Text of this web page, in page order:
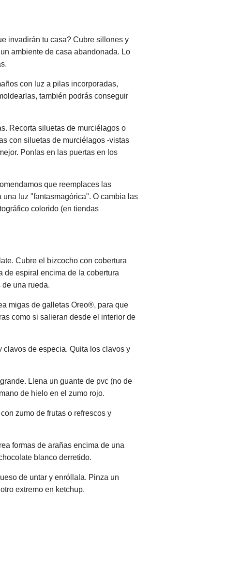
invadirán tu casa? Cubre sillones y
ambiente de casa abandonada. Lo
con luz a pilas incorporadas,
también podrás conseguir
Recorta siluetas de murciélagos o
con siluetas de murciélagos -vistas
Ponlas en las puertas en los
que reemplaces las
luz "fantasmagórica". O cambia las
colorido (en tiendas
Cubre el bizcocho con cobertura
de espiral encima de la cobertura
una rueda.
migas de galletas Oreo®, para que
como si salieran desde el interior de
clavos de especia. Quita los clavos y
Llena un guante de pvc (no de
de hielo en el zumo rojo.
zumo de frutas o refrescos y
formas de arañas encima de una
blanco derretido.
de untar y enróllala. Pinza un
extremo en ketchup.